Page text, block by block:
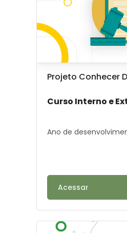
Image de cours
Nom du cours
Projeto Conhecer
Curso Interno e
Ano de
Acessar
Image de cours" Auxílio